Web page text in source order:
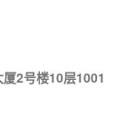
2号楼10层1001